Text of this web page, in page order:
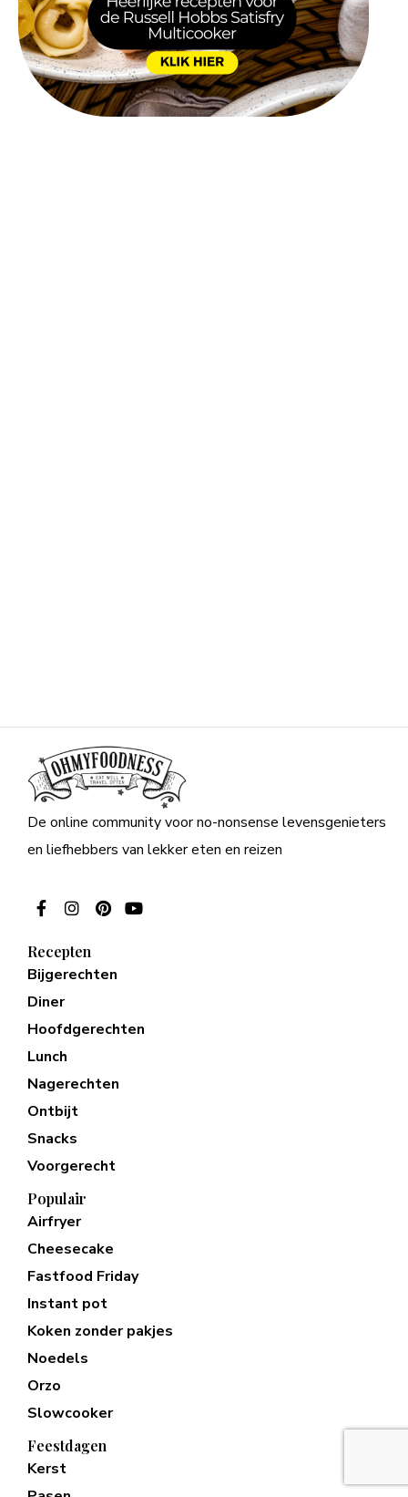
De online community voor no-nonsense levensgenieters
en liefhebbers van lekker eten en reizen
Recepten
Bijgerechten
Diner
Hoofdgerechten
Lunch
Nagerechten
Ontbijt
Snacks
Voorgerecht
Populair
Airfryer
Cheesecake
Fastfood Friday
Instant pot
Koken zonder pakjes
Noedels
Orzo
Slowcooker
Feestdagen
Kerst